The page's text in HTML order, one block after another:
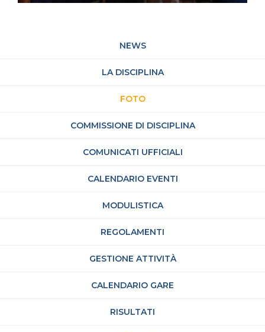
NEWS
LA DISCIPLINA
FOTO
COMMISSIONE DI DISCIPLINA
COMUNICATI UFFICIALI
CALENDARIO EVENTI
MODULISTICA
REGOLAMENTI
GESTIONE ATTIVITÀ
CALENDARIO GARE
RISULTATI